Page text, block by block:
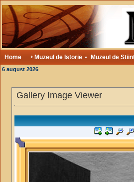
Home Muzeul de Istorie Muzeul de
6 august 2026
Gallery Image Viewer